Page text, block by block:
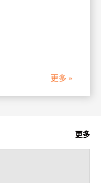
更多 »
更多